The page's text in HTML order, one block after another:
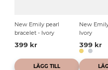
New Emily pearl
bracelet - Ivory
399 kr
LÄGG TILL
New
Ivory
399 kr